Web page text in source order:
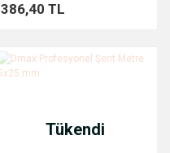
386,40 TL
Tükendi